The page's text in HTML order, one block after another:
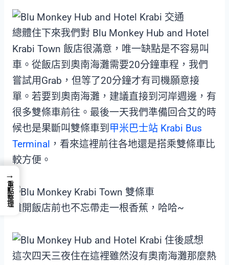
總體住下來我們對 Blu Monkey Hub and Hotel
Krabi Town 飯店很滿意，唯一缺點是不容易叫
車。從飯店到奧南海灘需要20分鐘車程，我們
嘗試用Grab，但等了20分鐘才有司機願意接
單。若要到奧南海灘，建議直接到河岸週邊，有
很多雙條車前往。最後一天我們準備回合艾的時
候也是果斷叫雙條車到 甲米巴士站 Krabi Bus
Terminal ，看來這裡前往各地還是搭乘雙條車比
較方便。
離開飯店前也不忘帶走一根香蕉，哈哈~
這次四天三夜住在這裡雖然沒有奧南海灘那麼熱
→
重點整理